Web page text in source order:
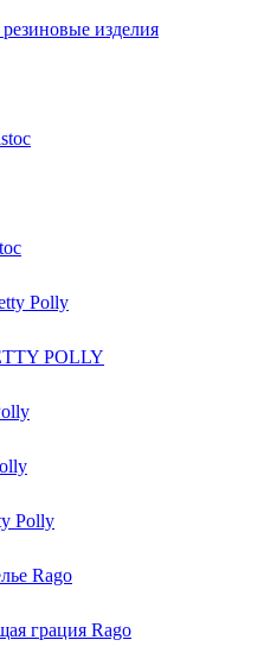
изделия
Polly
POLLY
Polly
Rago
грация Rago